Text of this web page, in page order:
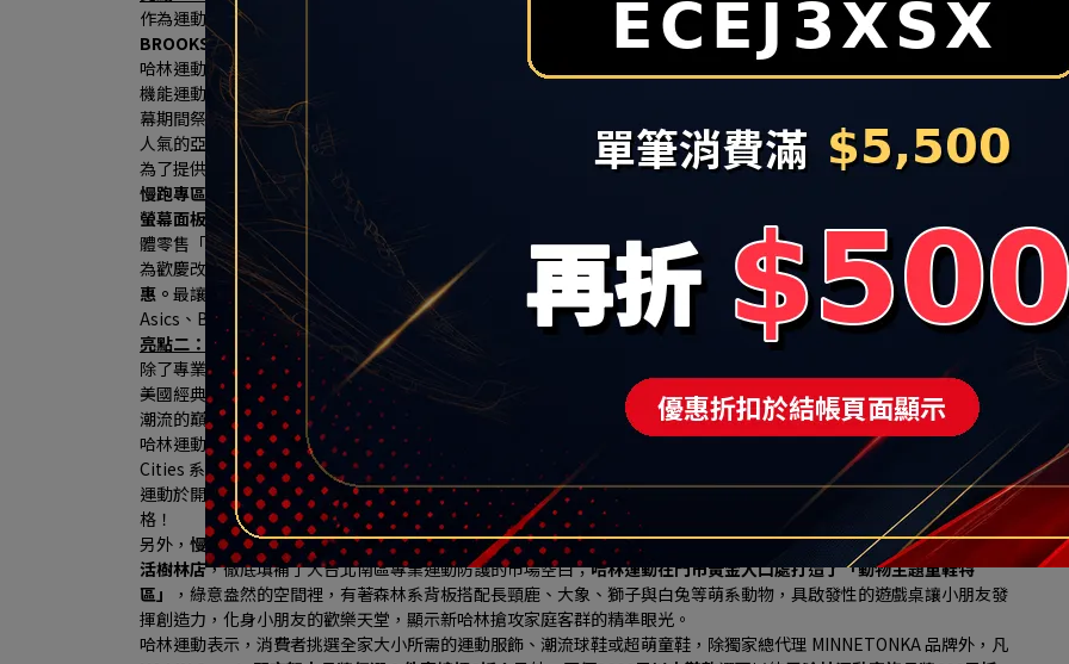
作為運動用品通路領導品牌，哈林運動看到南台北地區消費者對專業慢跑鞋的需求，
協同慢跑王者HOKA、Asics與
BROOKS三大品牌，於HA LIN Running 慢跑專業門市，打造南台北最硬核的跑者基地。
哈林運動表示，此次於HA LIN Running專區中，慢跑界當紅避震神鞋HOKA確認坐鎮機能專區，是目前成長最快的高
機能運動鞋款，致力於開發適應高難度地形與賽事的超跑鞋，為讓樹林地區的消費者也能搶進潮流最前線，在改裝慶開
幕期間祭出限量夢幻折扣，門市並引進了亞洲慢跑工藝之王Asics與百年跑鞋BROOKS的強大矩陣, 其中Asics 擁有超高
人氣的亞瑟膠避震科技與專屬高質感跑鞋牆，完美貼合亞洲人足底。
為了提供最專業的購鞋體驗，
哈林運動特別與全球健身器材領導品牌「岱宇(Dyaco)」跨界合作，在HA LIN Running
慢跑專區獨家打造「專業跑步機實境動態體驗區」，引進名列美國第一大健身品牌「SOLE」電動跑步機，內含觸控式
螢幕面板， 消費者可以現場換上心儀的跑鞋，在跑步機上模擬真實慢跑姿態，測試鞋款避震與抓地力，強強聯手打造實
體零售「沉浸式體驗」新門市。
為歡慶改裝開幕，HA LIN Running專區商品全面 9 折，更新增「滿 $3,600 折$300、滿 $5,500 折 $500」 的現折優
惠。 最讓跑友心動的是，只要購買鞋款的「原價金額滿 $3,000 元以上」（不論是購買 HOKA 限量優惠跑鞋，或是
Asics、BROOKS的頂級專業機能跑鞋），
再加碼送上 「哈林運動家族品牌600元抵用券」可於下次消費折抵。
亮點二：HA LIN Sports：獨家MINNETONKA聯名鞋款首發，多品牌2件8折優惠
除了專業機能運動，哈林運動此次同步規劃 HA LIN Sports 潮流休閒區，並宣佈代理品牌再下一城的好消息：正式榮獲
美國經典手工皮鞋傳奇品牌「MINNETONKA（迷你唐卡）」台灣獨家總代理權，引進近年從經典莫卡辛成功跨界街頭
潮流的巔峰之作 ── 「MS70 復古運動休閒鞋系列（MS70 Retro Sneaker）。
哈林運動表示，為慶祝秀泰生活樹林店盛大改裝開幕，HA LIN Sports門市限量販售風靡潮流圈的 KIKS 聯名「Two
Cities 系列 ── 珍珠奶茶款與小籠包款」女鞋！其中「小籠包款」鞋品，除了鞋盒原裝配備的 2 款經典鞋帶外，哈林
運動於開幕慶期間再加碼贈送 2 款限定配色鞋帶（共 4 款鞋帶），讓消費者一雙鞋玩出 4 種美式復古與台式街頭混搭風
格！
另外， 慢跑與重訓迷最愛的 UNDER ARMOUR (UA) 與日系慢跑工藝龍頭 MIZUNO（美津濃），亦正式首度進駐秀泰生
活樹林店，徹底填補了大台北南區專業運動防護的市場空白；哈林運動在門市黃金入口處打造了「動物主題童鞋特
區」
，綠意盎然的空間裡，有著森林系背板搭配長頸鹿、大象、獅子與白兔等萌系動物，具啟發性的遊戲桌讓小朋友發
揮創造力，化身小朋友的歡樂天堂，顯示新哈林搶攻家庭客群的精準眼光。
哈林運動表示，消費者挑選全家大小所需的運動服飾、潮流球鞋或超萌童鞋，除獨家總代理 MINNETONKA 品牌外，凡